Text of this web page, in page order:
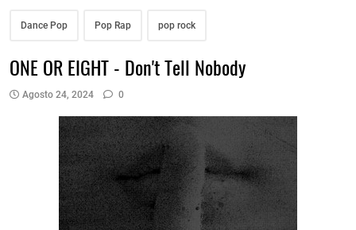
Dance Pop Pop Rap pop rock
ONE OR EIGHT - Don't Tell Nobody
Agosto 24, 2024 0